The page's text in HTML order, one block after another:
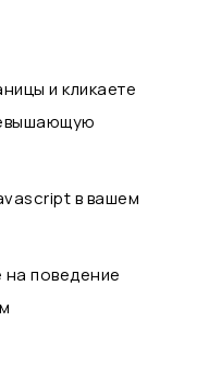
и кликаете
в вашем
поведение